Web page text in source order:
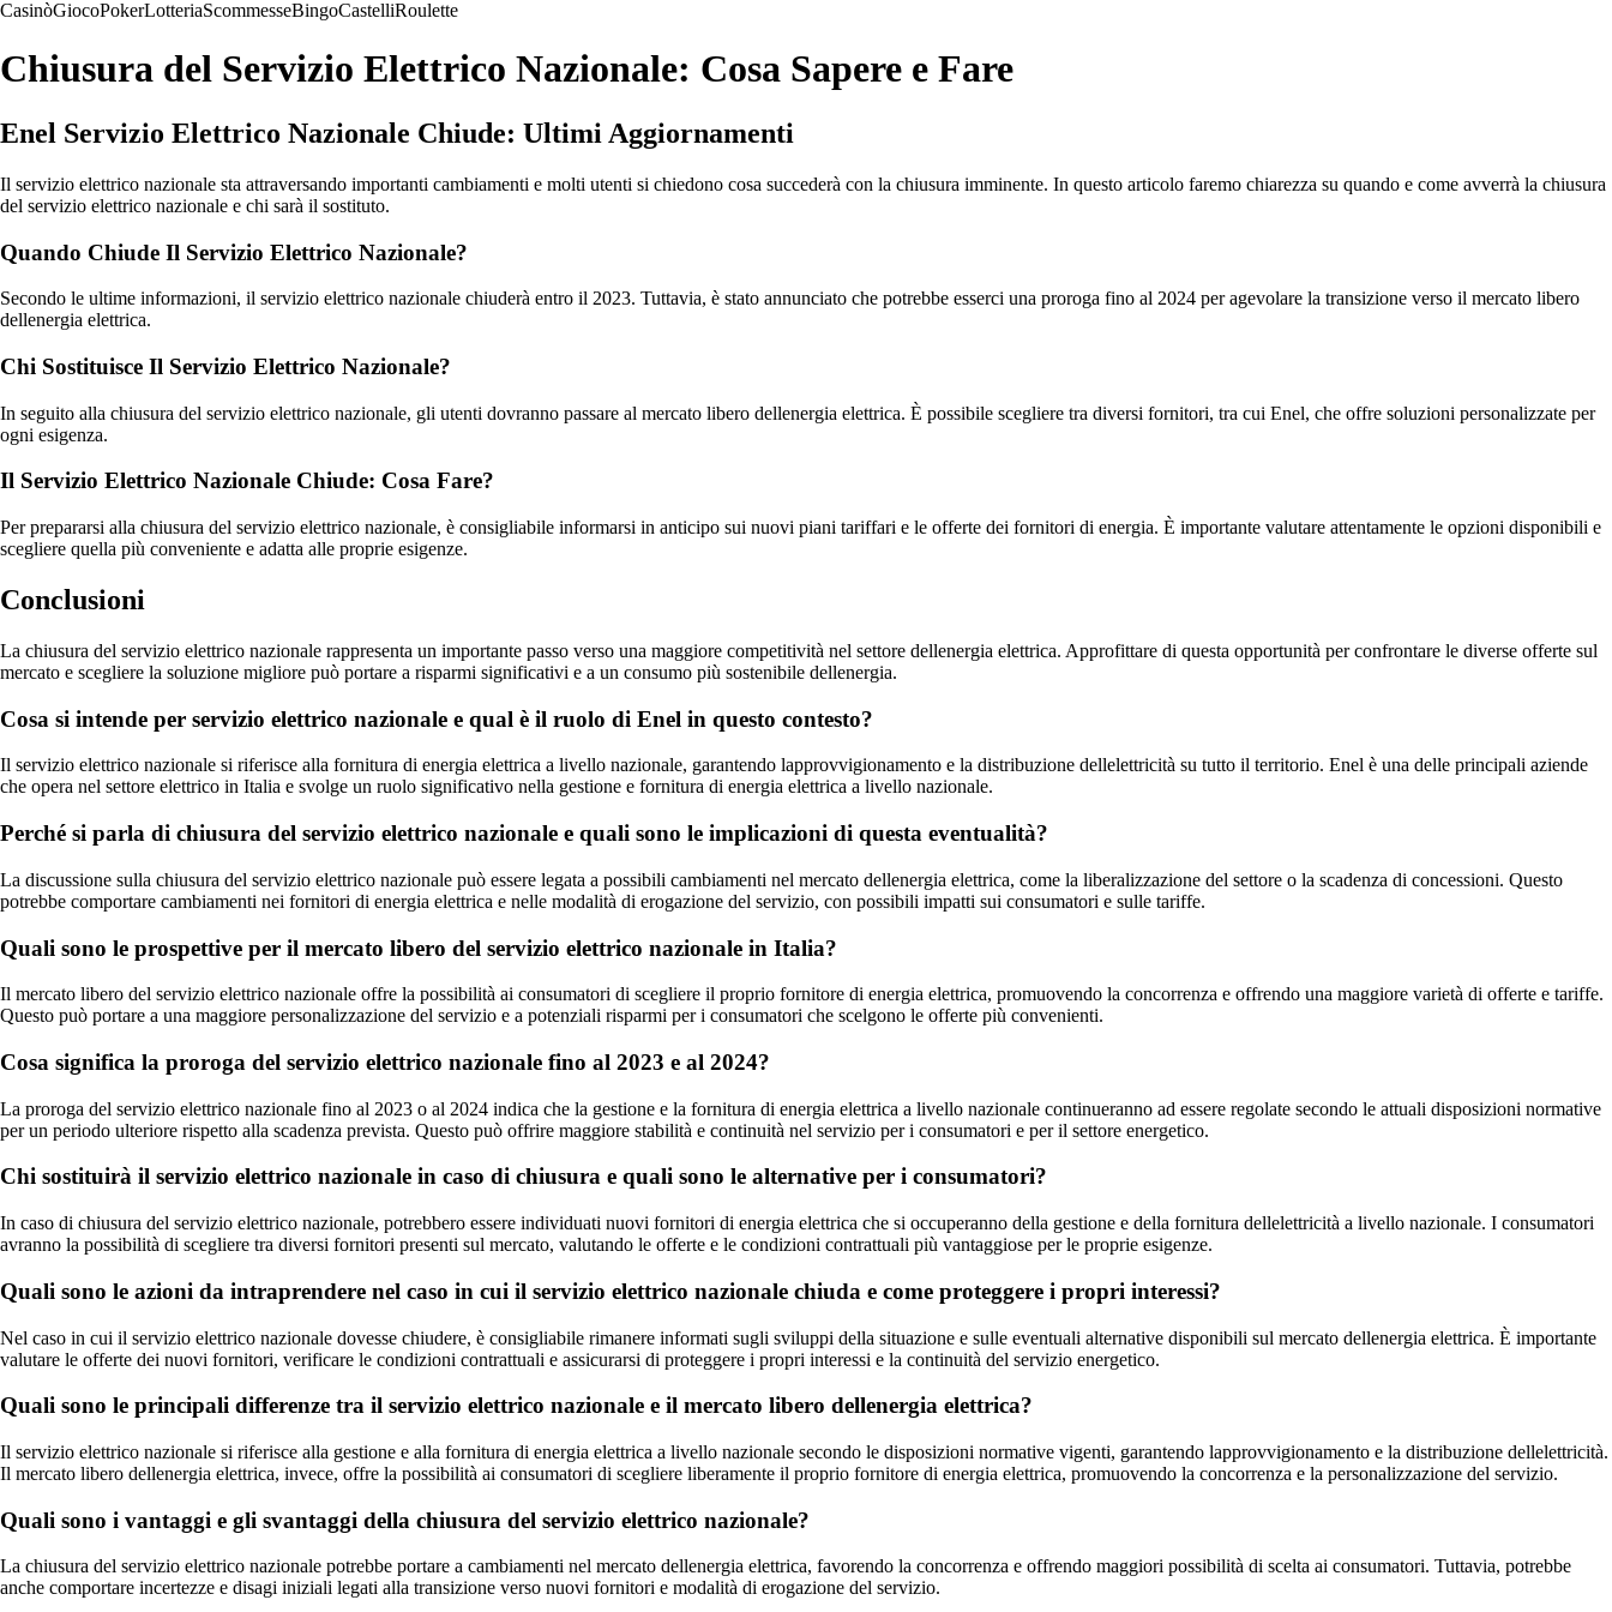
CasinòGiocoPokerLotteriaScommesseBingoCastelliRoulette
Chiusura del Servizio Elettrico Nazionale: Cosa Sapere e Fare
Enel Servizio Elettrico Nazionale Chiude: Ultimi Aggiornamenti
Il servizio elettrico nazionale sta attraversando importanti cambiamenti e molti utenti si chiedono cosa succederà con la chiusura imminente. In questo articolo faremo chiarezza su quando e come avverrà la chiusura
del servizio elettrico nazionale e chi sarà il sostituto.
Quando Chiude Il Servizio Elettrico Nazionale?
Secondo le ultime informazioni, il servizio elettrico nazionale chiuderà entro il 2023. Tuttavia, è stato annunciato che potrebbe esserci una proroga fino al 2024 per agevolare la transizione verso il mercato libero
dellenergia elettrica.
Chi Sostituisce Il Servizio Elettrico Nazionale?
In seguito alla chiusura del servizio elettrico nazionale, gli utenti dovranno passare al mercato libero dellenergia elettrica. È possibile scegliere tra diversi fornitori, tra cui Enel, che offre soluzioni personalizzate per
ogni esigenza.
Il Servizio Elettrico Nazionale Chiude: Cosa Fare?
Per prepararsi alla chiusura del servizio elettrico nazionale, è consigliabile informarsi in anticipo sui nuovi piani tariffari e le offerte dei fornitori di energia. È importante valutare attentamente le opzioni disponibili e
scegliere quella più conveniente e adatta alle proprie esigenze.
Conclusioni
La chiusura del servizio elettrico nazionale rappresenta un importante passo verso una maggiore competitività nel settore dellenergia elettrica. Approfittare di questa opportunità per confrontare le diverse offerte sul
mercato e scegliere la soluzione migliore può portare a risparmi significativi e a un consumo più sostenibile dellenergia.
Cosa si intende per servizio elettrico nazionale e qual è il ruolo di Enel in questo contesto?
Il servizio elettrico nazionale si riferisce alla fornitura di energia elettrica a livello nazionale, garantendo lapprovvigionamento e la distribuzione dellelettricità su tutto il territorio. Enel è una delle principali aziende
che opera nel settore elettrico in Italia e svolge un ruolo significativo nella gestione e fornitura di energia elettrica a livello nazionale.
Perché si parla di chiusura del servizio elettrico nazionale e quali sono le implicazioni di questa eventualità?
La discussione sulla chiusura del servizio elettrico nazionale può essere legata a possibili cambiamenti nel mercato dellenergia elettrica, come la liberalizzazione del settore o la scadenza di concessioni. Questo
potrebbe comportare cambiamenti nei fornitori di energia elettrica e nelle modalità di erogazione del servizio, con possibili impatti sui consumatori e sulle tariffe.
Quali sono le prospettive per il mercato libero del servizio elettrico nazionale in Italia?
Il mercato libero del servizio elettrico nazionale offre la possibilità ai consumatori di scegliere il proprio fornitore di energia elettrica, promuovendo la concorrenza e offrendo una maggiore varietà di offerte e tariffe.
Questo può portare a una maggiore personalizzazione del servizio e a potenziali risparmi per i consumatori che scelgono le offerte più convenienti.
Cosa significa la proroga del servizio elettrico nazionale fino al 2023 e al 2024?
La proroga del servizio elettrico nazionale fino al 2023 o al 2024 indica che la gestione e la fornitura di energia elettrica a livello nazionale continueranno ad essere regolate secondo le attuali disposizioni normative
per un periodo ulteriore rispetto alla scadenza prevista. Questo può offrire maggiore stabilità e continuità nel servizio per i consumatori e per il settore energetico.
Chi sostituirà il servizio elettrico nazionale in caso di chiusura e quali sono le alternative per i consumatori?
In caso di chiusura del servizio elettrico nazionale, potrebbero essere individuati nuovi fornitori di energia elettrica che si occuperanno della gestione e della fornitura dellelettricità a livello nazionale. I consumatori
avranno la possibilità di scegliere tra diversi fornitori presenti sul mercato, valutando le offerte e le condizioni contrattuali più vantaggiose per le proprie esigenze.
Quali sono le azioni da intraprendere nel caso in cui il servizio elettrico nazionale chiuda e come proteggere i propri interessi?
Nel caso in cui il servizio elettrico nazionale dovesse chiudere, è consigliabile rimanere informati sugli sviluppi della situazione e sulle eventuali alternative disponibili sul mercato dellenergia elettrica. È importante
valutare le offerte dei nuovi fornitori, verificare le condizioni contrattuali e assicurarsi di proteggere i propri interessi e la continuità del servizio energetico.
Quali sono le principali differenze tra il servizio elettrico nazionale e il mercato libero dellenergia elettrica?
Il servizio elettrico nazionale si riferisce alla gestione e alla fornitura di energia elettrica a livello nazionale secondo le disposizioni normative vigenti, garantendo lapprovvigionamento e la distribuzione dellelettricità.
Il mercato libero dellenergia elettrica, invece, offre la possibilità ai consumatori di scegliere liberamente il proprio fornitore di energia elettrica, promuovendo la concorrenza e la personalizzazione del servizio.
Quali sono i vantaggi e gli svantaggi della chiusura del servizio elettrico nazionale?
La chiusura del servizio elettrico nazionale potrebbe portare a cambiamenti nel mercato dellenergia elettrica, favorendo la concorrenza e offrendo maggiori possibilità di scelta ai consumatori. Tuttavia, potrebbe
anche comportare incertezze e disagi iniziali legati alla transizione verso nuovi fornitori e modalità di erogazione del servizio.